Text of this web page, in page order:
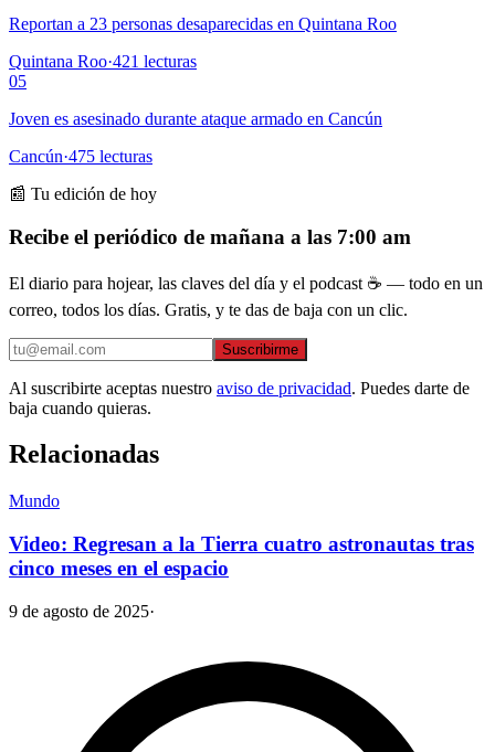
Reportan a 23 personas desaparecidas en Quintana Roo
Quintana Roo·421 lecturas
05
Joven es asesinado durante ataque armado en Cancún
Cancún·475 lecturas
📰 Tu edición de hoy
Recibe el periódico de mañana a las 7:00 am
El diario para hojear, las claves del día y el podcast ☕ — todo en un
correo, todos los días. Gratis, y te das de baja con un clic.
Suscribirme
Al suscribirte aceptas nuestro aviso de privacidad. Puedes darte de
baja cuando quieras.
Relacionadas
Mundo
Video: Regresan a la Tierra cuatro astronautas tras
cinco meses en el espacio
9 de agosto de 2025·